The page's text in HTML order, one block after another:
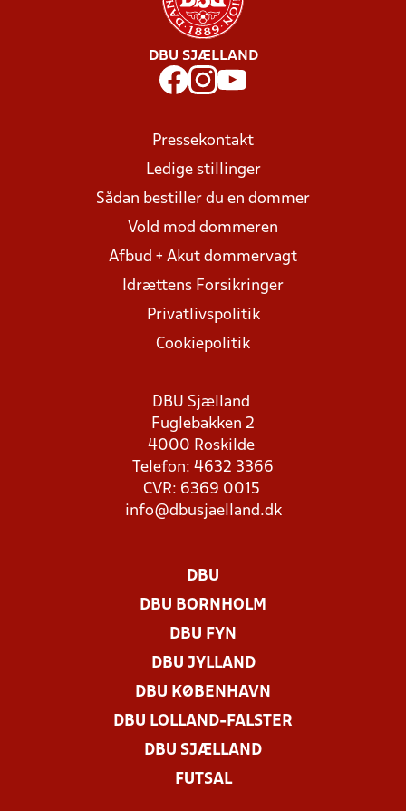
DBU SJÆLLAND
Pressekontakt
Ledige stillinger
Sådan bestiller du en dommer
Vold mod dommeren
Afbud + Akut dommervagt
Idrættens Forsikringer
Privatlivspolitik
Cookiepolitik
DBU Sjælland
Fuglebakken 2
4000 Roskilde
Telefon: 4632 3366
CVR: 6369 0015
info@dbusjaelland.dk
DBU
DBU BORNHOLM
DBU FYN
DBU JYLLAND
DBU KØBENHAVN
DBU LOLLAND-FALSTER
DBU SJÆLLAND
FUTSAL